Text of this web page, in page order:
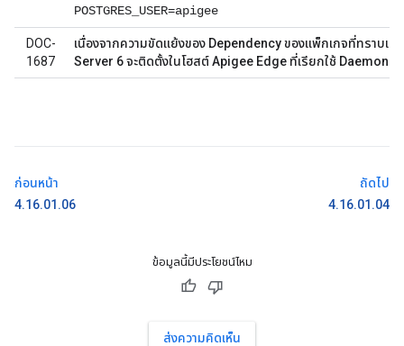
POSTGRES_USER=apigee
DOC-
1687
เนื่องจากความขัดแย้งของ Dependency ของแพ็กเกจที่ทราบแล้
Server 6 จะติดตั้งในโฮสต์ Apigee Edge ที่เรียกใช้ Daemon
ก่อนหน้า
4.16.01.06
ถัดไป
4.16.01.04
ข้อมูลนี้มีประโยชน์ไหม
ส่งความคิดเห็น